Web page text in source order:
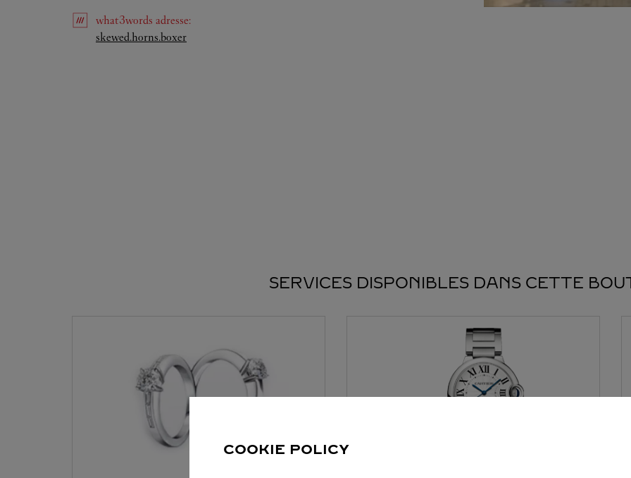
what3words adresse:
skewed.horns.boxerLink Opens in New Tab
SERVICES DISPONIBLES DANS CETTE
COOKIE POLICY